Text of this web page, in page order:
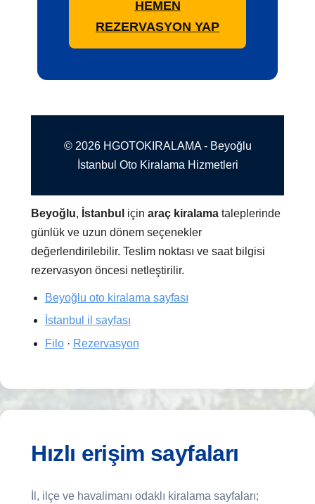
HEMEN
REZERVASYON YAP
© 2026 HGOTOKIRALAMA - Beyoğlu
İstanbul Oto Kiralama Hizmetleri
Beyoğlu, İstanbul içinaraç kiralama taleplerinde
günlük ve uzun dönem seçenekler
değerlendirilebilir. Teslim noktası ve saat bilgisi
rezervasyon öncesi netleştirilir.
Beyoğlu oto kiralama sayfası
İstanbul il sayfası
Filo· Rezervasyon
Hızlı erişim sayfaları
İl, ilçe ve havalimanı odaklı kiralama sayfaları;